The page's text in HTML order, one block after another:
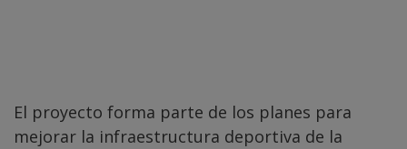
El proyecto forma parte de los planes para
mejorar la infraestructura deportiva de la